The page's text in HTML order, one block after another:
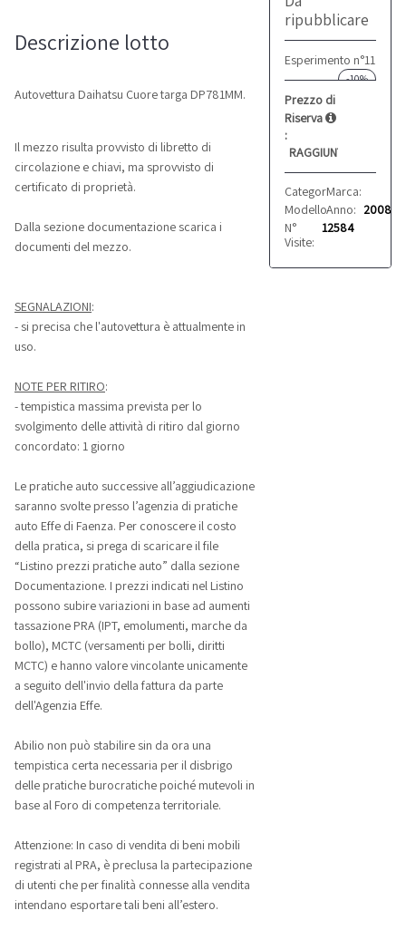
ripubblicare
Esperimento n°11
-10%
Prezzo di
Riserva
:
RAGGIUNTO
Categoria: Automobili
Marca:
Modello: Cuore
Anno: 2008
N°
Visite:
12584
Descrizione lotto
Autovettura Daihatsu Cuore targa DP781MM.
Il mezzo risulta provvisto di libretto di
circolazione e chiavi, ma sprovvisto di
certificato di proprietà.
Dalla sezione documentazione scarica i
documenti del mezzo.
SEGNALAZIONI:
- si precisa che l'autovettura è attualmente in
uso.
NOTE PER RITIRO:
- tempistica massima prevista per lo
svolgimento delle attività di ritiro dal giorno
concordato: 1 giorno
Le pratiche auto successive all’aggiudicazione
saranno svolte presso l’agenzia di pratiche
auto Effe di Faenza. Per conoscere il costo
della pratica, si prega di scaricare il file
“Listino prezzi pratiche auto” dalla sezione
Documentazione. I prezzi indicati nel Listino
possono subire variazioni in base ad aumenti
tassazione PRA (IPT, emolumenti, marche da
bollo), MCTC (versamenti per bolli, diritti
MCTC) e hanno valore vincolante unicamente
a seguito dell'invio della fattura da parte
dell'Agenzia Effe.
Abilio non può stabilire sin da ora una
tempistica certa necessaria per il disbrigo
delle pratiche burocratiche poiché mutevoli in
base al Foro di competenza territoriale.
Attenzione: In caso di vendita di beni mobili
registrati al PRA, è preclusa la partecipazione
di utenti che per finalità connesse alla vendita
intendano esportare tali beni all’estero.